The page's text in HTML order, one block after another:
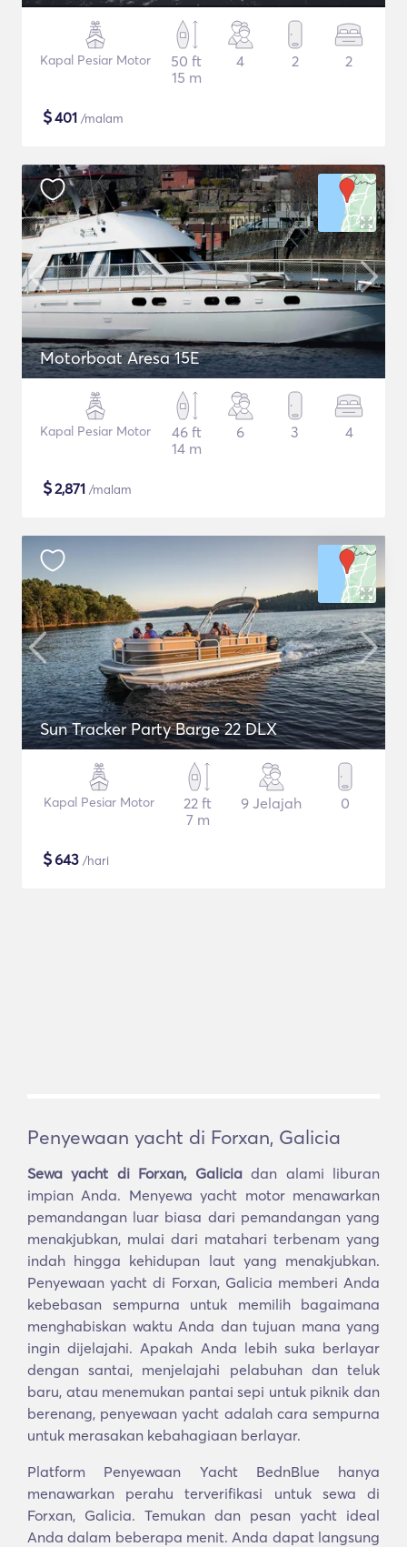
Kapal Pesiar Motor
50 ft
15 m
4 2 2
$401 /malam
Motorboat Aresa 15E
Kapal Pesiar Motor
46 ft
14 m
6 3 4
$2,871 /malam
Sun Tracker Party Barge 22 DLX
Kapal Pesiar Motor
22 ft
7 m
9 Jelajah 0
$643 /hari
Penyewaan yacht di Forxan, Galicia
Sewa yacht di Forxan, Galiciadan alami liburan
impian Anda. Menyewa yacht motor menawarkan
pemandangan luar biasa dari pemandangan yang
menakjubkan, mulai dari matahari terbenam yang
indah hingga kehidupan laut yang menakjubkan.
Penyewaan yacht di Forxan, Galicia memberi Anda
kebebasan sempurna untuk memilih bagaimana
menghabiskan waktu Anda dan tujuan mana yang
ingin dijelajahi. Apakah Anda lebih suka berlayar
dengan santai, menjelajahi pelabuhan dan teluk
baru, atau menemukan pantai sepi untuk piknik dan
berenang, penyewaan yacht adalah cara sempurna
untuk merasakan kebahagiaan berlayar.
Platform Penyewaan Yacht BednBlue hanya
menawarkan perahu terverifikasi untuk sewa di
Forxan, Galicia. Temukan dan pesan yacht ideal
Anda dalam beberapa menit. Anda dapat langsung